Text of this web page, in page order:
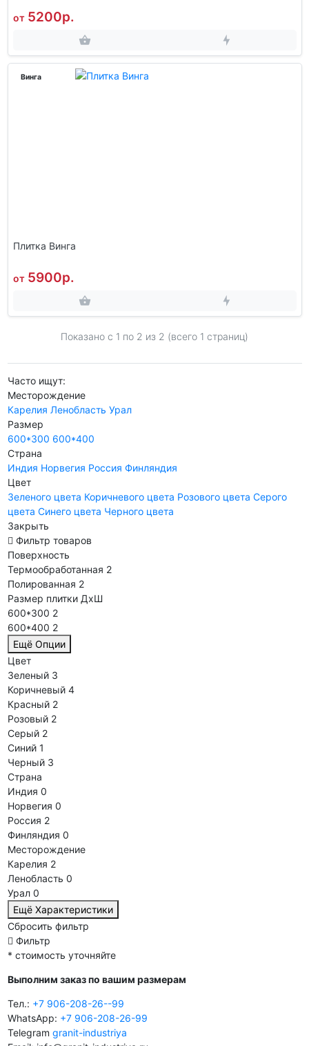
Закрыть
Фильтр товаров
Поверхность
Термообработанная 2
Полированная 2
Размер плитки ДхШ
600*300 2
600*400 2
Ещё Опции
Цвет
Зеленый 3
Коричневый 4
Красный 2
Розовый 2
Серый 2
Синий 1
Черный 3
Страна
Индия 0
Норвегия 0
Россия 2
Финляндия 0
Месторождение
Карелия 2
Ленобласть 0
Урал 0
Ещё Характеристики
Сбросить фильтр
Фильтр
* стоимость уточняйте
Выполним заказ по вашим размерам
Тел.: +7 906-208-26--99
WhatsApp: +7 906-208-26-99
Telegram granit-industriya
от 5200р.
Винга
Плитка Винга
от 5900р.
Показано с 1 по 2 из 2 (всего 1 страниц)
Часто ищут:
Месторождение
Карелия Ленобласть Урал
Размер
600*300 600*400
Страна
Индия Норвегия Россия Финляндия
Цвет
Зеленого цвета Коричневого цвета Розового цвета Серого
цвета Синего цвета Черного цвета